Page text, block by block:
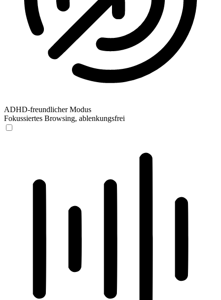
ADHD-freundlicher Modus
Fokussiertes Browsing, ablenkungsfrei